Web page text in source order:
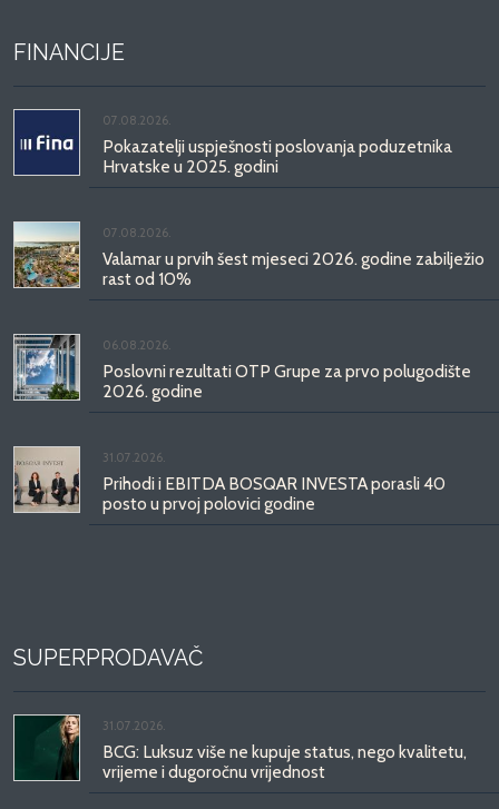
FINANCIJE
07.08.2026.
Pokazatelji uspješnosti poslovanja poduzetnika
Hrvatske u 2025. godini
07.08.2026.
Valamar u prvih šest mjeseci 2026. godine zabilježio
rast od 10%
06.08.2026.
Poslovni rezultati OTP Grupe za prvo polugodište
2026. godine
31.07.2026.
Prihodi i EBITDA BOSQAR INVESTA porasli 40
posto u prvoj polovici godine
SUPERPRODAVAČ
31.07.2026.
BCG: Luksuz više ne kupuje status, nego kvalitetu,
vrijeme i dugoročnu vrijednost